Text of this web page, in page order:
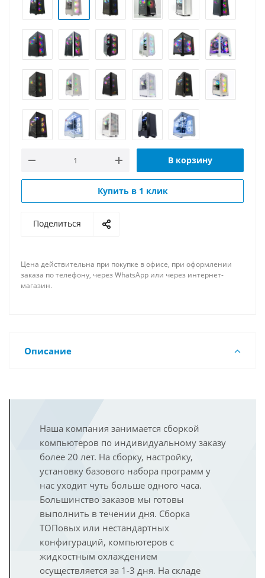
В корзину
Купить в 1 клик
Поделиться
Цена действительна при покупке в офисе, при оформлении
заказа по телефону, через WhatsApp или через интернет-
магазин.
Описание
Наша компания занимается сборкой
компьютеров по индивидуальному заказу
более 20 лет. На сборку, настройку,
установку базового набора программ у
нас уходит чуть больше одного часа.
Большинство заказов мы готовы
выполнить в течении дня. Сборка
ТОПовых или нестандартных
конфигураций, компьютеров с
жидкостным охлаждением
осуществляется за 1-3 дня. На складе